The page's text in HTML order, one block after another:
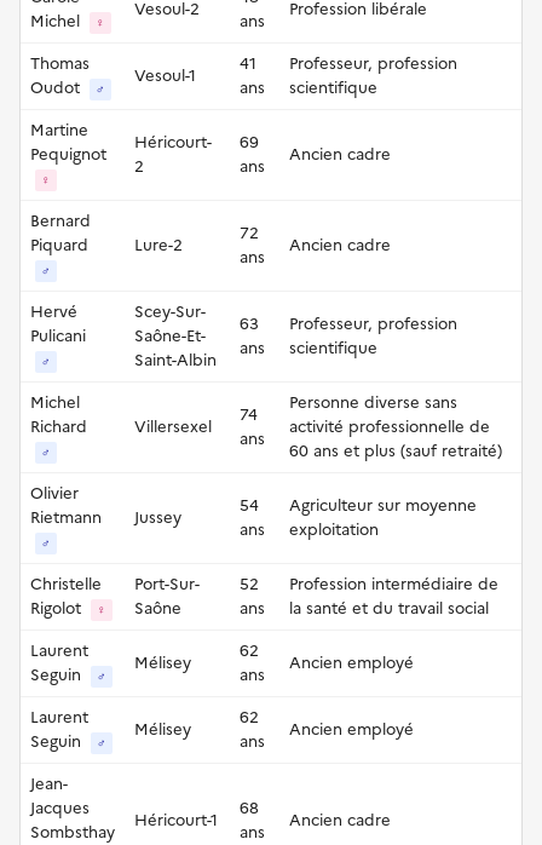
Michel
♀
Vesoul-2
ans
Profession libérale
Thomas
Oudot
♂
Vesoul-1
41
ans
Professeur, profession
scientifique
Martine
Pequignot
♀
Héricourt-
2
69
ans
Ancien cadre
Bernard
Piquard
♂
Lure-2
72
ans
Ancien cadre
Hervé
Pulicani
♂
Scey-Sur-
Saône-Et-
Saint-Albin
63
ans
Professeur, profession
scientifique
Michel
Richard
♂
Villersexel
74
ans
Personne diverse sans
activité professionnelle de
60 ans et plus (sauf retraité)
Olivier
Rietmann
♂
Jussey
54
ans
Agriculteur sur moyenne
exploitation
Christelle
Rigolot
♀
Port-Sur-
Saône
52
ans
Profession intermédiaire de
la santé et du travail social
Laurent
Seguin
♂
Mélisey
62
ans
Ancien employé
Laurent
Seguin
♂
Mélisey
62
ans
Ancien employé
Jean-
Jacques
Sombsthay
Héricourt-1
68
ans
Ancien cadre